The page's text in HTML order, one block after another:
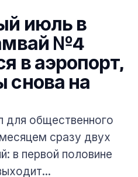
июль в
№4
в аэропорт,
снова на
для общественного
сразу двух
в первой половине